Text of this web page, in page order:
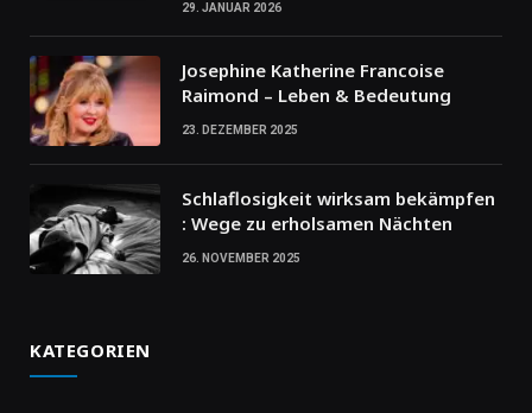
29. JANUAR 2026
Josephine Katherine Francoise
Raimond – Leben & Bedeutung
23. DEZEMBER 2025
Schlaflosigkeit wirksam bekämpfen
: Wege zu erholsamen Nächten
26. NOVEMBER 2025
KATEGORIEN